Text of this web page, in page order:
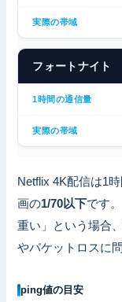
フォートナイト
Netflix 4K配信は1
画の1/70以下です
重い」という場合
やパケットロスに
ping値の目安